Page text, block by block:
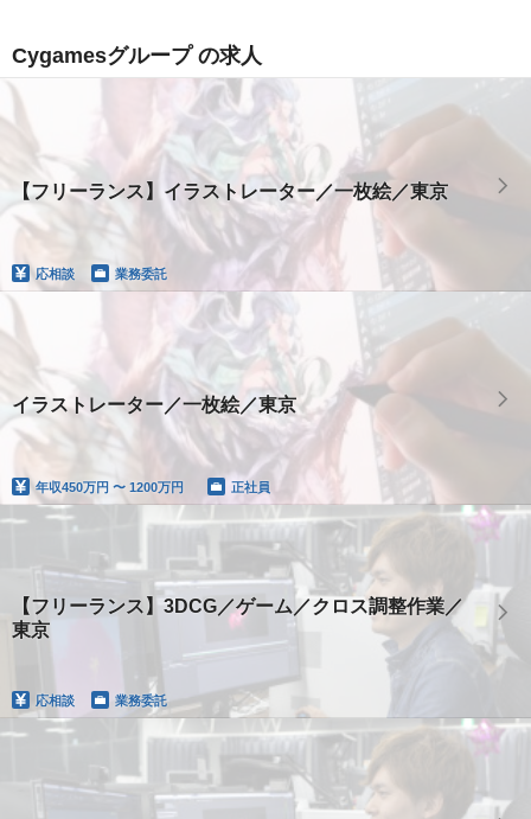
Cygamesグループ の求人
【フリーランス】イラストレーター／一枚絵／東京
応相談 業務委託
イラストレーター／一枚絵／東京
年収450万円 〜 1200万円 正社員
【フリーランス】3DCG／ゲーム／クロス調整作業／
東京
応相談 業務委託